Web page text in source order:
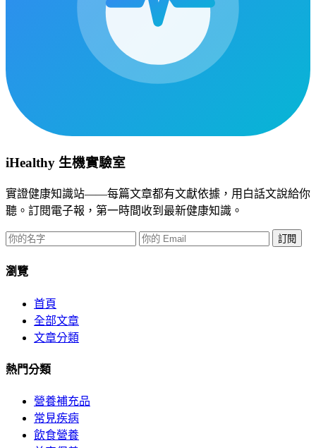
iHealthy 生機實驗室
實證健康知識站——每篇文章都有文獻依據，用白話文說給你
聽。訂閱電子報，第一時間收到最新健康知識。
訂閱
瀏覽
首頁
全部文章
文章分類
熱門分類
營養補充品
常見疾病
飲食營養